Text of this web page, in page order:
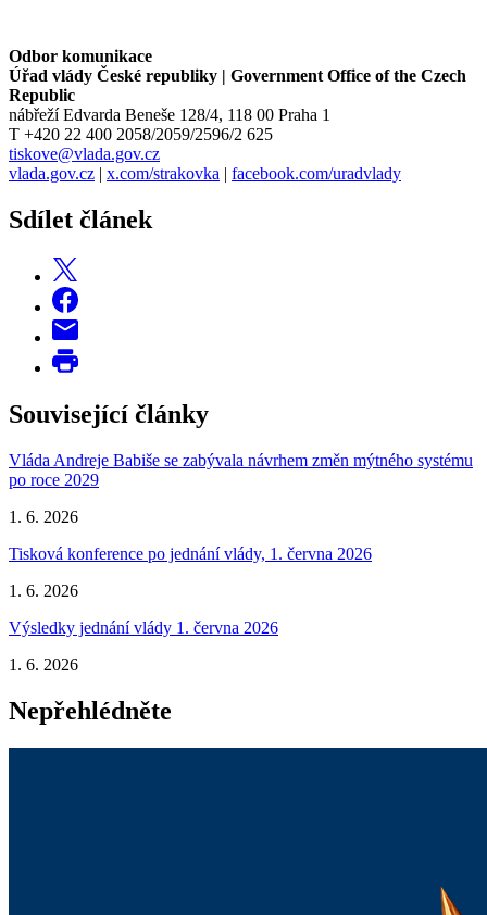
Odbor komunikace
Úřad vlády České republiky | Government Office of the Czech
Republic
nábřeží Edvarda Beneše 128/4, 118 00 Praha 1
T +420 22 400 2058/2059/2596/2 625
tiskove@vlada.gov.cz
vlada.gov.cz | x.com/strakovka | facebook.com/uradvlady
Sdílet článek
Související články
Vláda Andreje Babiše se zabývala návrhem změn mýtného systému
po roce 2029
1. 6. 2026
Tisková konference po jednání vlády, 1. června 2026
1. 6. 2026
Výsledky jednání vlády 1. června 2026
1. 6. 2026
Nepřehlédněte